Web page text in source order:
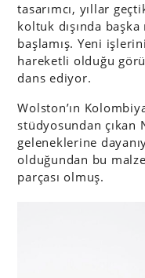
tasarımcı, yıllar
koltuk dışında
başlamış. Yeni
hareketli olduğu
dans ediyor.
Wolston’ın
stüdyosundan çıkan
geleneklerine
olduğundan bu
parçası olmuş.